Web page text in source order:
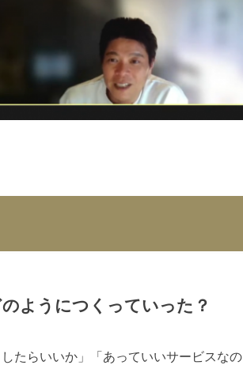
ようにつくっていった？
たらいいか」「あっていいサービスなの